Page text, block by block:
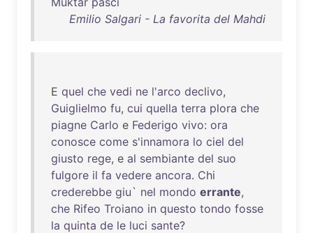
Emilio Salgari - La favorita del Mahdi
E quel che vedi ne l'arco declivo,
Guiglielmo fu, cui quella terra plora che
piagne Carlo e Federigo vivo: ora
conosce come s'innamora lo ciel del
giusto rege, e al sembiante del suo
fulgore il fa vedere ancora. Chi
crederebbe giu` nel mondo errante,
che Rifeo Troiano in questo tondo fosse
la quinta de le luci sante?